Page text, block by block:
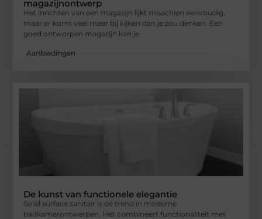
magazijnontwerp
Het inrichten van een magazijn lijkt misschien eenvoudig,
maar er komt veel meer bij kijken dan je zou denken. Een
goed ontworpen magazijn kan je
Aanbiedingen
De kunst van functionele elegantie
Solid surface sanitair is dé trend in moderne
badkamerontwerpen. Het combineert functionaliteit met